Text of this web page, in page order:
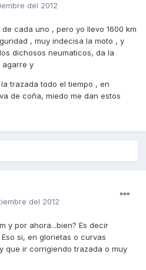
del 2012
cada uno , pero yo llevo 1600 km
, muy indecisa la moto , y
dichosos neumaticos, da la
agarre y
trazada todo el tiempo , en
de coña, miedo me dan estos
del 2012
y por ahora...bien? Es decir
si, en glorietas o curvas
que ir corrigiendo trazada o muy